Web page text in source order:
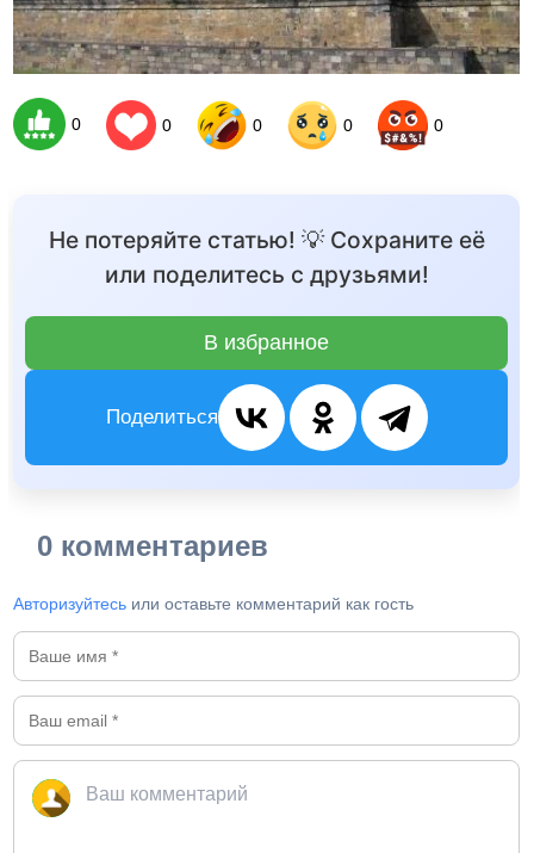
0 0 0 0 0
Не потеряйте статью! 💡 Сохраните её
или поделитесь с друзьями!
В избранное
Поделиться
0 комментариев
Авторизуйтесь или оставьте комментарий как гость